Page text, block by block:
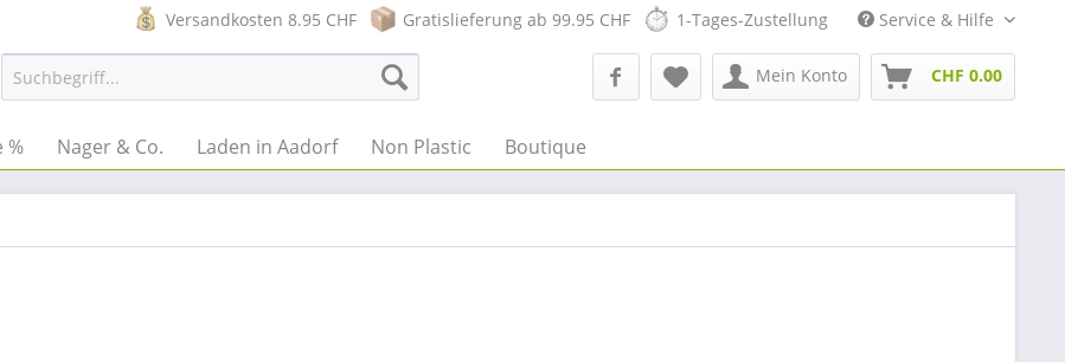
Versandkosten 8.95 CHF Gratislieferung ab 99.95 CHF 1-Tages-Zustellung Service & Hilfe
Mein Konto CHF 0.00
% Nager & Co. Laden in Aadorf Non Plastic Boutique